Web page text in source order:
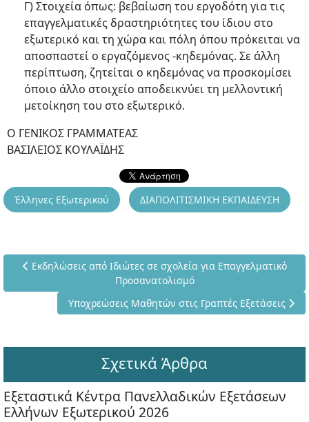
Γ) Στοιχεία όπως: βεβαίωση του εργοδότη για τις
επαγγελματικές δραστηριότητες του ίδιου στο
εξωτερικό και τη χώρα και πόλη όπου πρόκειται να
αποσπαστεί ο εργαζόμενος -κηδεμόνας. Σε άλλη
περίπτωση, ζητείται ο κηδεμόνας να προσκομίσει
όποιο άλλο στοιχείο αποδεικνύει τη μελλοντική
μετοίκηση του στο εξωτερικό.
Ο ΓΕΝΙΚΟΣ ΓΡΑΜΜΑΤΕΑΣ
ΒΑΣΙΛΕΙΟΣ ΚΟΥΛΑΪΔΗΣ
Έλληνες Εξωτερικού ΔΙΑΠΟΛΙΤΙΣΜΙΚΗ ΕΚΠΑΙΔΕΥΣΗ
Προηγούμενο άρθρο: Εκδηλώσεις από Ιδιώτες σε σχολεία
Εκδηλώσεις από Ιδιώτες σε σχολεία για Επαγγελματικό
Προσανατολισμό
Επόμενο άρθρο: Υποχρεώσεις Μαθητών στις
Υποχρεώσεις Μαθητών στις Γραπτές Εξετάσεις
Σχετικά Άρθρα
Εξεταστικά Κέντρα Πανελλαδικών Εξετάσεων
Ελλήνων Εξωτερικού 2026